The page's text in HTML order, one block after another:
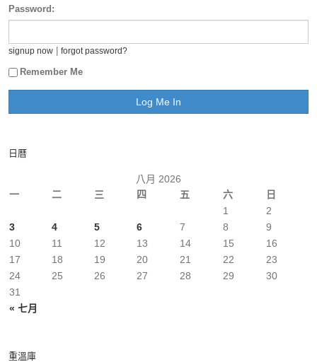
Password:
signup now forgot password?
Remember Me
日曆
八月 2026
一
二 三 四 五 六 日
« 七月
1
2
3
4 5 6 7 8
9
10
11 12 13 14 15
16
17
18 19 20 21 22
23
24
25 26 27 28 29
30
31
重溫庫